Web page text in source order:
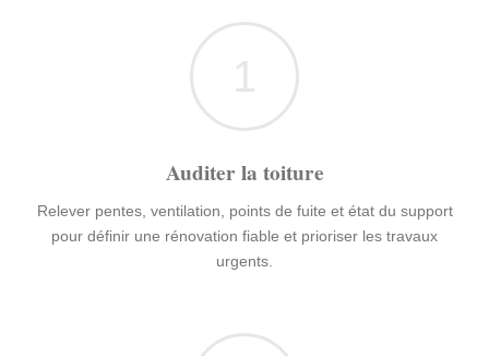
1
Auditer la toiture
Relever pentes, ventilation, points de fuite et état du support
pour définir une rénovation fiable et prioriser les travaux
urgents.